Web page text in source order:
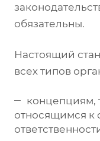
обязательны.
Настоящий
всех типов
концепциям,
относящимся к